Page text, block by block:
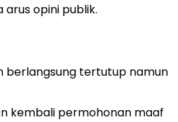
opini publik.
berlangsung tertutup namun
kembali permohonan maaf